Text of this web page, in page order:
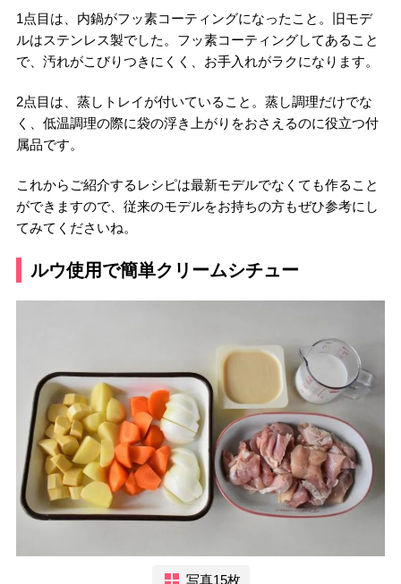
1点目は、内鍋がフッ素コーティングになったこと。旧モデ
ルはステンレス製でした。フッ素コーティングしてあること
で、汚れがこびりつきにくく、お手入れがラクになります。
2点目は、蒸しトレイが付いていること。蒸し調理だけでな
く、低温調理の際に袋の浮き上がりをおさえるのに役立つ付
属品です。
これからご紹介するレシピは最新モデルでなくても作ること
ができますので、従来のモデルをお持ちの方もぜひ参考にし
てみてくださいね。
ルウ使用で簡単クリームシチュー
写真15枚